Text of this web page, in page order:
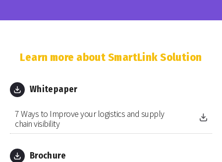
Learn more about SmartLink Solution
Whitepaper
7 Ways to Improve your logistics and supply
chain visibility
Brochure